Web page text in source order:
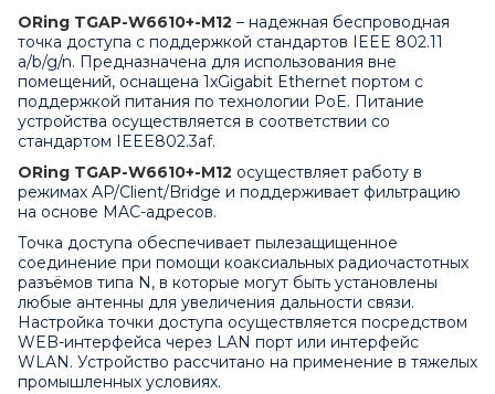
ORing TGAP-W6610+-M12 – надежная беспроводная
точка доступа с поддержкой стандартов IEEE 802.11
a/b/g/n. Предназначена для использования вне
помещений, оснащена 1хGigabit Ethernet портом с
поддержкой питания по технологии PoE. Питание
устройства осуществляется в соответствии со
стандартом IEEE802.3af.
ORing TGAP-W6610+-M12 осуществляет работу в
режимах AP/Client/Bridge и поддерживает фильтрацию
на основе MAC-адресов.
Точка доступа обеспечивает пылезащищенное
соединение при помощи коаксиальных радиочастотных
разъёмов типа N, в которые могут быть установлены
любые антенны для увеличения дальности связи.
Настройка точки доступа осуществляется посредством
WEB-интерфейса через LAN порт или интерфейс
WLAN. Устройство рассчитано на применение в тяжелых
промышленных условиях.